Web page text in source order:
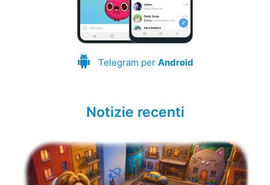
Telegram per Android
Notizie recenti